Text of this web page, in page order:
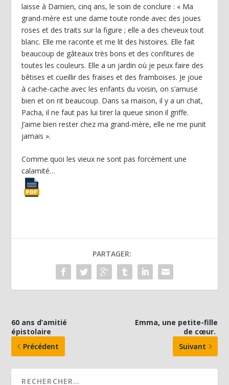
laisse à Damien, cinq ans, le soin de conclure : « Ma
grand-mère est une dame toute ronde avec des joues
roses et des traits sur la figure ; elle a des cheveux tout
blanc. Elle me raconte et me lit des histoires. Elle fait
beaucoup de gâteaux très bons et des confitures de
toutes les couleurs. Elle a un jardin où je peux faire des
bêtises et cueillir des fraises et des framboises. Je joue
à cache-cache avec les enfants du voisin, on s’amuse
bien et on rit beaucoup. Dans sa maison, il y a un chat,
Pacha, il ne faut pas lui tirer la queue sinon il griffe.
J’aime bien rester chez ma grand-mère, elle ne me punit
jamais ».
Comme quoi les vieux ne sont pas forcément une
calamité…
PARTAGER:
60 ans d’amitié
épistolaire
Précédent
Emma, une petite-fille
de cœur.
Suivant